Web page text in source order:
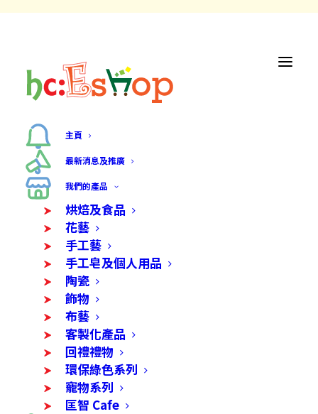
主頁
最新消息及推廣
我們的產品
烘焙及食品
花藝
手工藝
手工皂及個人用品
陶瓷
飾物
布藝
客製化產品
回禮禮物
環保綠色系列
寵物系列
匡智 Cafe